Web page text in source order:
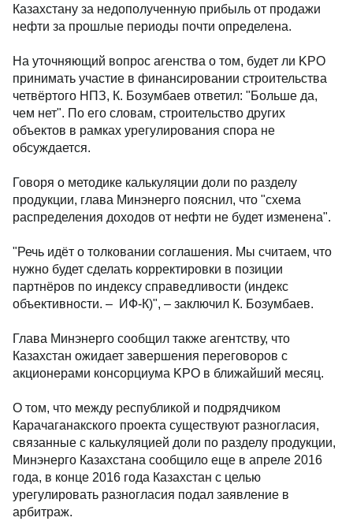
Казахстану за недополученную прибыль от продажи
нефти за прошлые периоды почти определена.
На уточняющий вопрос агенства о том, будет ли KPO
принимать участие в финансировании строительства
четвёртого НПЗ, К. Бозумбаев ответил: "Больше да,
чем нет". По его словам, строительство других
объектов в рамках урегулирования спора не
обсуждается.
Говоря о методике калькуляции доли по разделу
продукции, глава Минэнерго пояснил, что "схема
распределения доходов от нефти не будет изменена".
"Речь идёт о толковании соглашения. Мы считаем, что
нужно будет сделать корректировки в позиции
партнёров по индексу справедливости (индекс
объективности. – ИФ-К)", – заключил К. Бозумбаев.
Глава Минэнерго сообщил также агентству, что
Казахстан ожидает завершения переговоров с
акционерами консорциума KPO в ближайший месяц.
О том, что между республикой и подрядчиком
Карачаганакского проекта существуют разногласия,
связанные с калькуляцией доли по разделу продукции,
Минэнерго Казахстана сообщило еще в апреле 2016
года, в конце 2016 года Казахстан с целью
урегулировать разногласия подал заявление в
арбитраж.